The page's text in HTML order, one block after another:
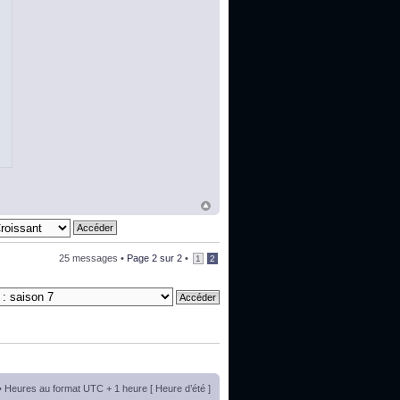
25 messages • Page 2 sur 2 • 1 2
Heures au format UTC + 1 heure [ Heure d’été ]